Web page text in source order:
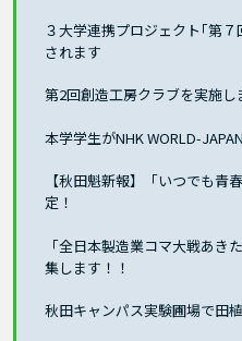
３大学連携プロジェクト｢第
されます
第2回創造工房クラブを実施し
本学学生がNHK WORLD-
【秋田魁新報】「いつでも青
定！
「全日本製造業コマ大戦あき
集します！！
秋田キャンパス実験圃場で田